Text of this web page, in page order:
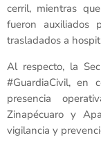
cerril, mientras
fueron auxiliados
trasladados a
Al respecto, la
#GuardiaCivil, en
presencia
Zinapécuaro y
vigilancia y